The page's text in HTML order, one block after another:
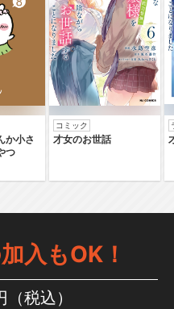
か小さ
つ
コミック
才女のお世話
入もOK！
税込）